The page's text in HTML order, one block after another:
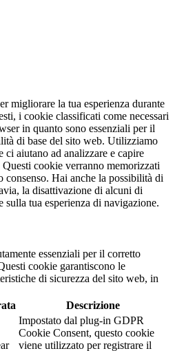
migliorare la tua esperienza durante
i cookie classificati come necessari
in quanto sono essenziali per il
di base del sito web. Utilizziamo
ci aiutano ad analizzare e capire
cookie verranno memorizzati
Hai anche la possibilità di
la disattivazione di alcuni di
tua esperienza di navigazione.
essenziali per il corretto
cookie garantiscono le
di sicurezza del sito web, in
Descrizione
Impostato dal plug-in GDPR
Cookie Consent, questo cookie
viene utilizzato per registrare il